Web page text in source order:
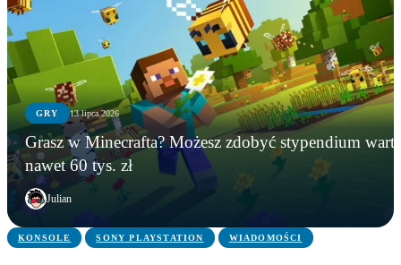
GRY 13 lipca 2026
Grasz w Minecrafta? Możesz zdobyć stypendium warte
nawet 60 tys. zł
Julian
GRY
Instalowali gry na Steamie, a tracili kryptowaluty.
FBI zatrzymało podejrzanego
WIADOMOŚCI
Microsoft zamyka Xbox Polska? Lokalny oddział
ma zniknąć po niemal 20 latach
GRY
Grasz w Minecrafta? Możesz zdobyć stypendium
warte nawet 60 tys. zł
KONSOLE SONY PLAYSTATION WIADOMOŚCI